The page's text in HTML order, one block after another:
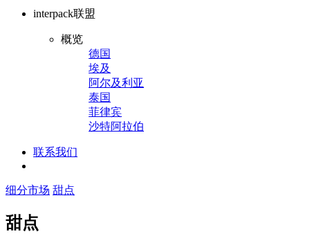
interpack联盟
概览
德国
埃及
阿尔及利亚
泰国
菲律宾
沙特阿拉伯
联系我们
细分市场 甜点
甜点